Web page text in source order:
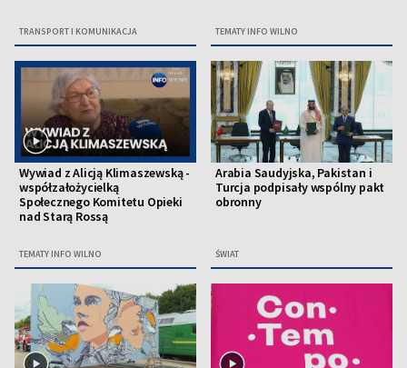
TRANSPORT I KOMUNIKACJA TEMATY INFO WILNO
Wywiad z Alicją Klimaszewską -
współzałożycielką
Społecznego Komitetu Opieki
nad Starą Rossą
TEMATY INFO WILNO
Arabia Saudyjska, Pakistan i
Turcja podpisały wspólny pakt
obronny
ŚWIAT